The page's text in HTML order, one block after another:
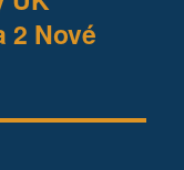
2 Nové